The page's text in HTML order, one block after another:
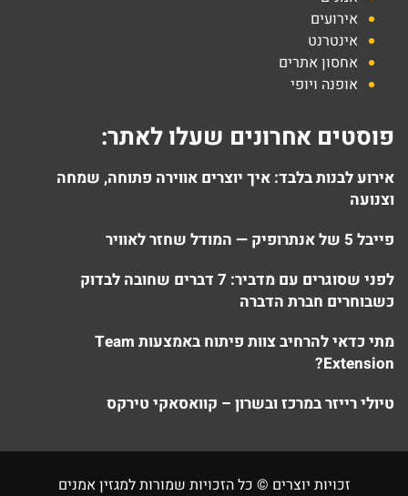
אירועים
אינטרנט
אחסון אתרים
אופנה ויופי
פוסטים אחרונים שעלו לאתר:
אירוע לבנות בלבד: איך יוצרים אווירה פתוחה, שמחה
וצנועה
פייבל 5 של אנתרופיק — המודל שחזר לאוויר
לפני שסוגרים עם מדביר: 7 דברים שחובה לבדוק
כשבוחרים חברת הדברה
מתי כדאי להרחיב צוות פיתוח באמצעות Team
Extension?
טיולי רייזר במרכז ובשרון – קוואסאקי טירקס
זכויות יוצרים © כל הזכויות שמורות למגזין אמנים